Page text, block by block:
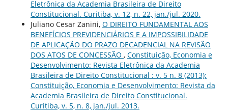
Eletrônica da Academia Brasileira de Direito
Constitucional. Curitiba, v. 12, n. 22, jan./jul. 2020.
Juliano Cesar Zanini, O DIREITO FUNDAMENTAL AOS
BENEFÍCIOS PREVIDENCIÁRIOS E A IMPOSSIBILIDADE
DE APLICAÇÃO DO PRAZO DECADENCIAL NA REVISÃO
DOS ATOS DE CONCESSÃO , Constituição, Economia e
Desenvolvimento: Revista Eletrônica da Academia
Brasileira de Direito Constitucional : v. 5 n. 8 (2013):
Constituição, Economia e Desenvolvimento: Revista da
Academia Brasileira de Direito Constitucional.
Curitiba, v. 5, n. 8, jan./jul. 2013.